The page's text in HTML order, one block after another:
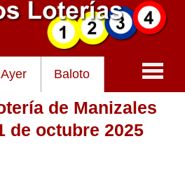
Ayer Baloto
de Manizales
de octubre 2025